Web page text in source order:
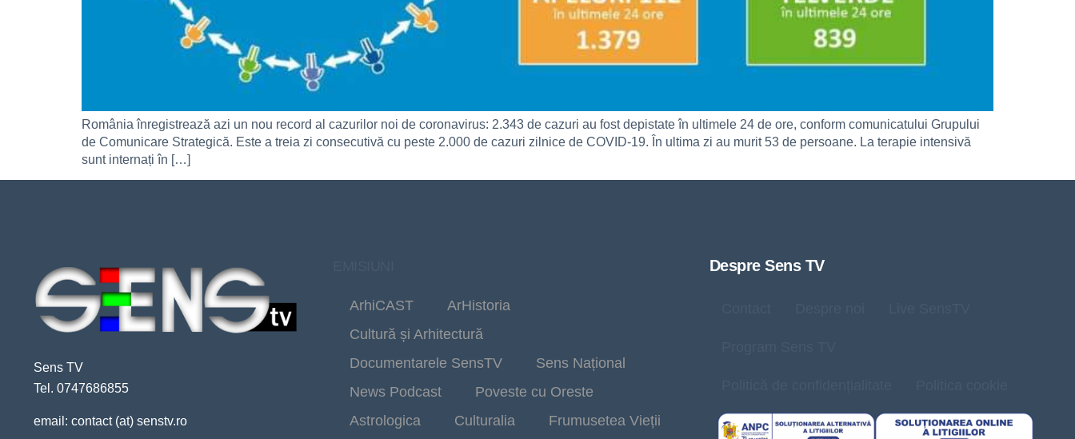
România înregistrează azi un nou record al cazurilor noi de coronavirus: 2.343 de cazuri au fost depistate în ultimele 24 de ore, conform comunicatului Grupului
de Comunicare Strategică. Este a treia zi consecutivă cu peste 2.000 de cazuri zilnice de COVID-19. În ultima zi au murit 53 de persoane. La terapie intensivă
sunt internați în […]
Sens TV
Tel. 0747686855
email: contact (at) senstv.ro
ArhiCAST
ArHistoria
Cultură și Arhitectură
Documentarele SensTV
Sens Național
News Podcast
Poveste cu Oreste
Astrologica
Culturalia Frumusetea Vieții
Despre Sens TV